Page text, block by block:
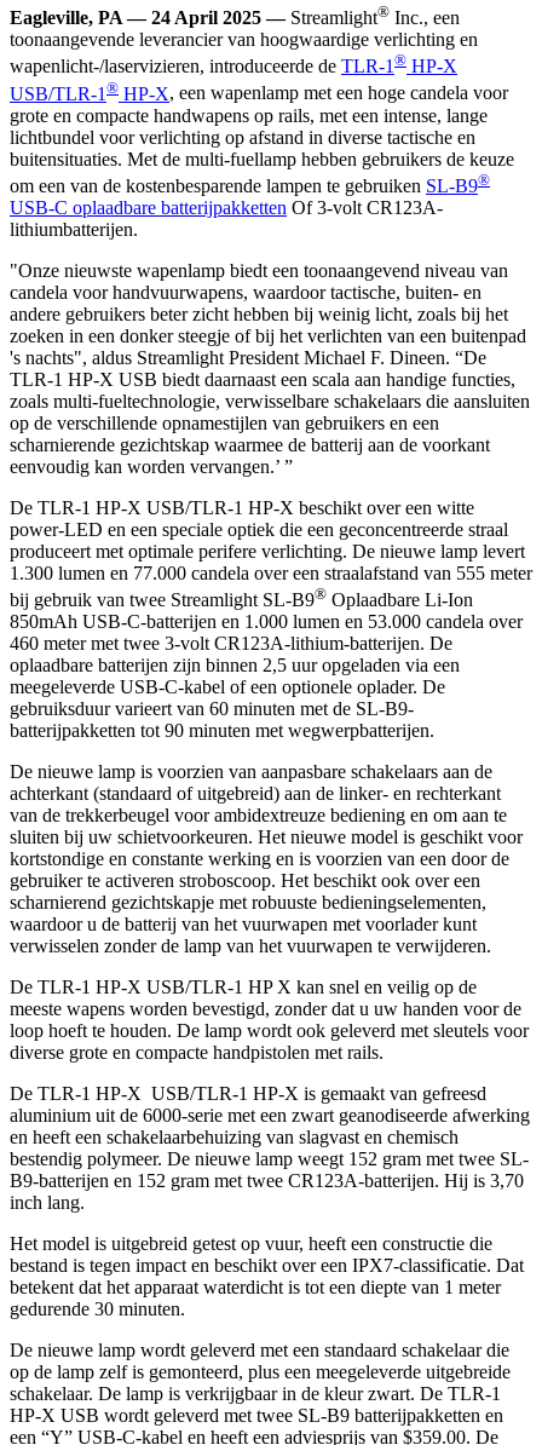
Eagleville, PA — 24 April 2025 — Streamlight® Inc., een
toonaangevende leverancier van hoogwaardige verlichting en
wapenlicht-/laservizieren, introduceerde de TLR-1 ® HP-X
USB/TLR-1 ® HP-X, een wapenlamp met een hoge candela voor
grote en compacte handwapens op rails, met een intense, lange
lichtbundel voor verlichting op afstand in diverse tactische en
buitensituaties. Met de multi-fuellamp hebben gebruikers de keuze
om een van de kostenbesparende lampen te gebruiken SL-B9®
USB-C oplaadbare batterijpakketten Of 3-volt CR123A-
lithiumbatterijen.
"Onze nieuwste wapenlamp biedt een toonaangevend niveau van
candela voor handvuurwapens, waardoor tactische, buiten- en
andere gebruikers beter zicht hebben bij weinig licht, zoals bij het
zoeken in een donker steegje of bij het verlichten van een buitenpad
's nachts", aldus Streamlight President Michael F. Dineen. “De
TLR-1 HP-X USB biedt daarnaast een scala aan handige functies,
zoals multi-fueltechnologie, verwisselbare schakelaars die aansluiten
op de verschillende opnamestijlen van gebruikers en een
scharnierende gezichtskap waarmee de batterij aan de voorkant
eenvoudig kan worden vervangen.’ ”
De TLR-1 HP-X USB/TLR-1 HP-X beschikt over een witte
power-LED en een speciale optiek die een geconcentreerde straal
produceert met optimale perifere verlichting. De nieuwe lamp levert
1.300 lumen en 77.000 candela over een straalafstand van 555 meter
bij gebruik van twee Streamlight SL-B9® Oplaadbare Li-Ion
850mAh USB-C-batterijen en 1.000 lumen en 53.000 candela over
460 meter met twee 3-volt CR123A-lithium-batterijen. De
oplaadbare batterijen zijn binnen 2,5 uur opgeladen via een
meegeleverde USB-C-kabel of een optionele oplader. De
gebruiksduur varieert van 60 minuten met de SL-B9-
batterijpakketten tot 90 minuten met wegwerpbatterijen.
De nieuwe lamp is voorzien van aanpasbare schakelaars aan de
achterkant (standaard of uitgebreid) aan de linker- en rechterkant
van de trekkerbeugel voor ambidextreuze bediening en om aan te
sluiten bij uw schietvoorkeuren. Het nieuwe model is geschikt voor
kortstondige en constante werking en is voorzien van een door de
gebruiker te activeren stroboscoop. Het beschikt ook over een
scharnierend gezichtskapje met robuuste bedieningselementen,
waardoor u de batterij van het vuurwapen met voorlader kunt
verwisselen zonder de lamp van het vuurwapen te verwijderen.
De TLR-1 HP-X USB/TLR-1 HP X kan snel en veilig op de
meeste wapens worden bevestigd, zonder dat u uw handen voor de
loop hoeft te houden. De lamp wordt ook geleverd met sleutels voor
diverse grote en compacte handpistolen met rails.
De TLR-1 HP-X USB/TLR-1 HP-X is gemaakt van gefreesd
aluminium uit de 6000-serie met een zwart geanodiseerde afwerking
en heeft een schakelaarbehuizing van slagvast en chemisch
bestendig polymeer. De nieuwe lamp weegt 152 gram met twee SL-
B9-batterijen en 152 gram met twee CR123A-batterijen. Hij is 3,70
inch lang.
Het model is uitgebreid getest op vuur, heeft een constructie die
bestand is tegen impact en beschikt over een IPX7-classificatie. Dat
betekent dat het apparaat waterdicht is tot een diepte van 1 meter
gedurende 30 minuten.
De nieuwe lamp wordt geleverd met een standaard schakelaar die
op de lamp zelf is gemonteerd, plus een meegeleverde uitgebreide
schakelaar. De lamp is verkrijgbaar in de kleur zwart. De TLR-1
HP-X USB wordt geleverd met twee SL-B9 batterijpakketten en
een “Y” USB-C-kabel en heeft een adviesprijs van $359.00. De